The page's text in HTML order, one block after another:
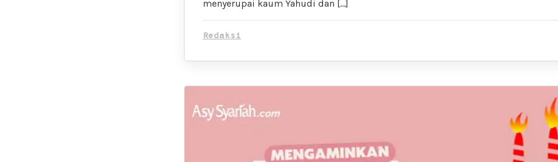
menyerupai kaum Yahudi dan […]
Redaksi